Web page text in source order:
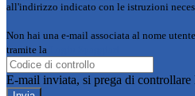
all'indirizzo indicato con le istruzioni
Non hai una e-mail associata al nome
tramite la
E-mail inviata, si prega di controllare